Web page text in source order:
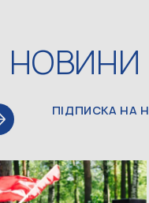
НОВИНИ
ПІДПИСКА НА